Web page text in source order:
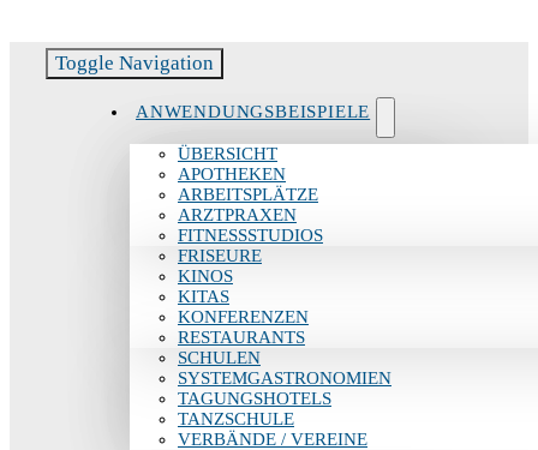
Toggle Navigation
ANWENDUNGSBEISPIELE
ÜBERSICHT
APOTHEKEN
ARBEITSPLÄTZE
ARZTPRAXEN
FITNESSSTUDIOS
FRISEURE
KINOS
KITAS
KONFERENZEN
RESTAURANTS
SCHULEN
SYSTEMGASTRONOMIEN
TAGUNGSHOTELS
TANZSCHULE
VERBÄNDE / VEREINE